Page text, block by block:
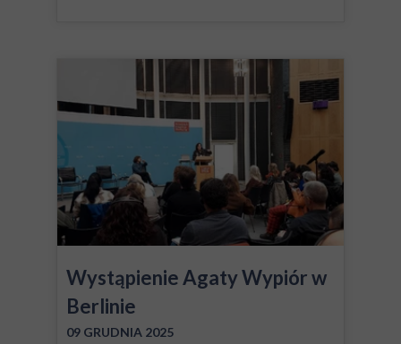
Wystąpienie Agaty Wypiór w
Berlinie
09 GRUDNIA 2025